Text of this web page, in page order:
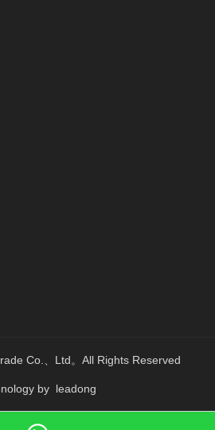
Co.、Ltd。All Rights Reserved
by leadong